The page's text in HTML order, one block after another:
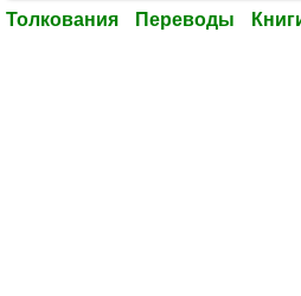
Толкования Переводы